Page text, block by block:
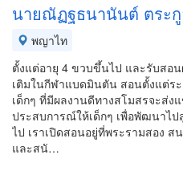
นายณัฏฐธนานันต์ ตระ
พญาไท
ตั้งแต่อายุ 4 ขวบขึ้นไป และรับสอ
เติมในกีฬาแบดมินตัน สอนตั้งแต่
เด็กๆ ที่มีผลงานดีทางสโมสรจะส่ง
ประสบการณ์ให้เด็กๆ เพื่อพัฒนาไ
ไป เราเปิดสอนอยู่ที่พระรามสอง
และสนั…